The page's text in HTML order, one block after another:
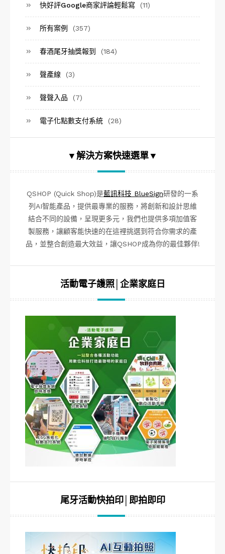
快好評Google商家評論輕鬆寫 (11)
所有案例 (357)
春酒尾牙抽獎報到 (184)
聲產線 (3)
聲聲入品 (7)
電子化點數支付系統 (28)
▼解決方案快速選單▼
QSHOP (Quick Shop)是藍訊科技 BlueSign研發的一系
列AI智能產品，提供最專業的服務，將創新和設計思維
結合不同的設備，呈現更多元，我們也提供多項加值客
製服務，讓顧客能快速的在這裡挑選到符合你需求的產
品，並整合創造最大效益，讓QSHOP成為你的最佳夥伴!
活動電子護照│企業家庭日
尾牙活動快拍印│即拍即印